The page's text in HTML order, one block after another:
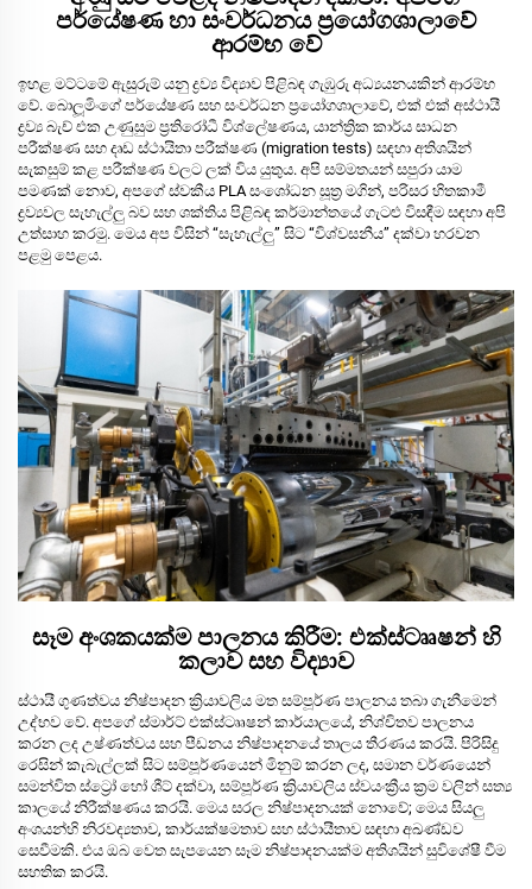
පර්යේෂණ හා සංවර්ධනය ප්‍රයෝගශාලාවේ
ආරම්භ වේ
ඉහළ මට්ටමේ ඇසුරුම් යනු ද්‍රව්‍ය විද්‍යාව පිළිබඳ ගැඹුරු අධ්‍යයනයකින් ආරම්භ
වේ. බොලූමිංගේ පර්යේෂණ සහ සංවර්ධන ප්‍රයෝගශාලාවේ, එක් එක් අස්ථායී
ද්‍රව්‍ය බැච් එක උණුසුම ප්‍රතිරෝධී විශ්ලේෂණය, යාන්ත්‍රික කාර්ය සාධන
පරීක්ෂණ සහ දෘඩ ස්ථායිතා පරීක්ෂණ (migration tests) සඳහා අතිශයින්
සැකසුම් කළ පරීක්ෂණ වලට ලක් විය යුතුය. අපි සම්මතයන් සපුරා යාම
පමණක් නොව, අපගේ ස්වකීය PLA සංශෝධන සූත්‍ර මගින්, පරිසර හිතකාමී
ද්‍රව්‍යවල සැහැල්ලු බව සහ ශක්තිය පිළිබඳ කර්මාන්තයේ ගැටළු විසඳීම සඳහා අපි
උත්සාහ කරමු. මෙය අප විසින් “සැහැල්ලු” සිට “විශ්වසනීය” දක්වා හරවන
පළමු පෙළය.
සෑම අංශකයක්ම පාලනය කිරීම: එක්ස්ටෲෂන් හි
කලාව සහ විද්‍යාව
ස්ථායී ගුණත්වය නිෂ්පාදන ක්‍රියාවලිය මත සම්පූර්ණ පාලනය තබා ගැනීමෙන්
උද්භව වේ. අපගේ ස්මාර්ට් එක්ස්ටෲෂන් කාර්යාලයේ, නිශ්චිතව පාලනය
කරන ලද උෂ්ණත්වය සහ පීඩනය නිෂ්පාදනයේ තාලය තීරණය කරයි. පිරිසිදු
රෙසින් කැබැල්ලක් සිට සම්පූර්ණයෙන් මිනුම් කරන ලද, සමාන වර්ණයෙන්
සමන්විත ස්ට්‍රෝ හෝ ශීට් දක්වා, සම්පූර්ණ ක්‍රියාවලිය ස්වයංක්‍රීය ක්‍රම වලින් සත්‍ය
කාලයේ නිරීක්ෂණය කරයි. මෙය සරල නිෂ්පාදනයක් නොවේ; මෙය සියලු
අංශයන්හි නිරවද්‍යතාව, කාර්යක්ෂමතාව සහ ස්ථායීතාව සඳහා අඛණ්ඩව
සෙවීමකි. එය ඔබ වෙත සැපයෙන සෑම නිෂ්පාදනයක්ම අතිශයින් සුවිශේෂී වීම
සහතික කරයි.